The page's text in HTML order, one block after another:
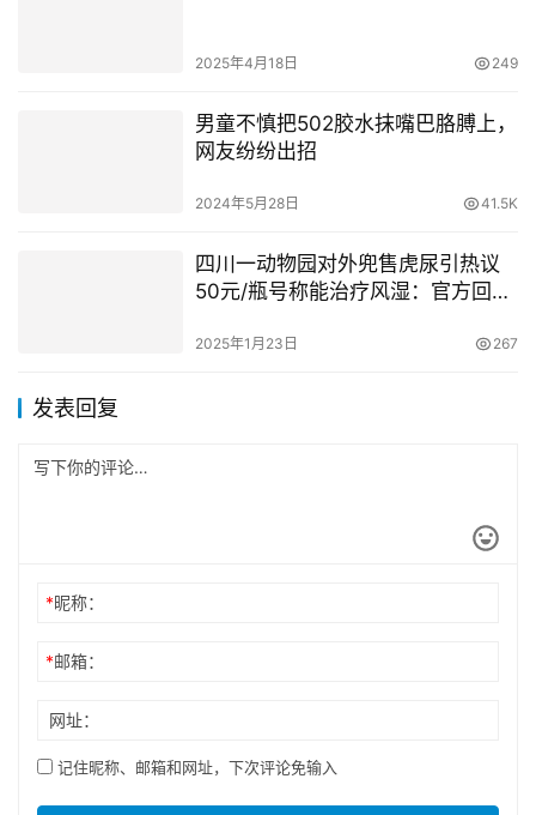
2025年4月18日 249
男童不慎把502胶水抹嘴巴胳膊上，
网友纷纷出招
2024年5月28日 41.5K
四川一动物园对外兜售虎尿引热议
50元/瓶号称能治疗风湿：官方回应
2025年1月23日 267
发表回复
*昵称：
*邮箱：
网址：
记住昵称、邮箱和网址，下次评论免输入